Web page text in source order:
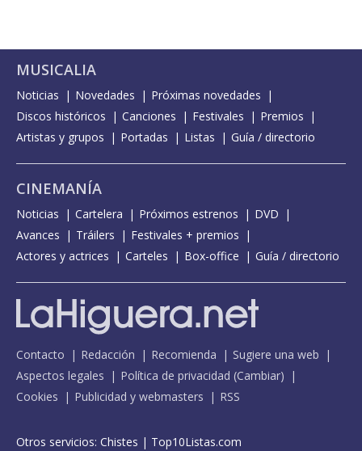
MUSICALIA
Noticias Novedades
Próximas novedades
Discos históricos
Canciones Festivales
Premios
Artistas y grupos
Portadas Listas Guía / directorio
CINEMANÍA
Noticias Cartelera Próximos estrenos
DVD
Avances
Tráilers
Festivales + premios
Actores y actrices
Carteles Box-office Guía / directorio
Contacto Redacción Recomienda
Sugiere una web
Aspectos legales
Política de privacidad (Cambiar)
Cookies
Publicidad y webmasters RSS
Otros servicios: Chistes | Top10Listas.com